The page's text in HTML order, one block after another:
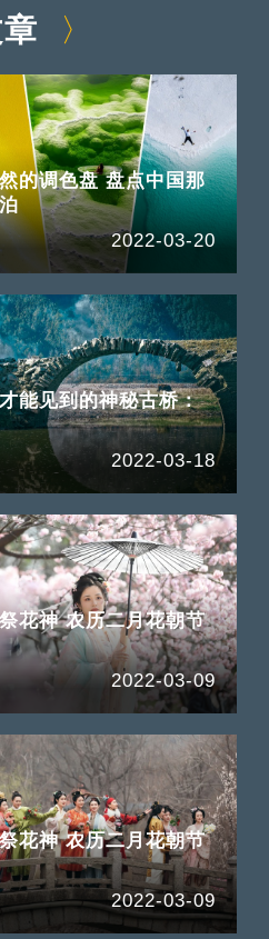
的调色盘 盘点中国那
2022-03-20
能见到的神秘古桥：
2022-03-18
花神 农历二月花朝节
2022-03-09
花神 农历二月花朝节
2022-03-09